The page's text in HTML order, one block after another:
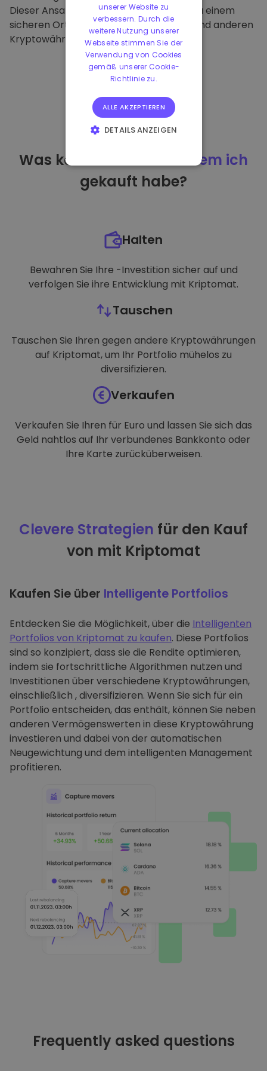
Dieser Ansatz macht unsere Plattform zu einem
sicheren Ort für die Aufbewahrung von und anderen
Kryptowährungen.
Was kann ich tun
nachdem ich
gekauft habe?
Halten
Bewahren Sie Ihre -Investition sicher auf und
verfolgen Sie ihre Entwicklung mit Kriptomat.
Tauschen
Tauschen Sie Ihren gegen andere Kryptowährungen
auf Kriptomat, um Ihr Portfolio mühelos zu
diversifizieren.
Verkaufen
Verkaufen Sie Ihren für Euro und lassen Sie sich das
Geld nahtlos auf Ihr verbundenes Bankkonto oder
Ihre Karte zurücküberweisen.
Clevere Strategien für den Kauf
von mit Kriptomat
Kaufen Sie über Intelligente Portfolios
Entdecken Sie die Möglichkeit, über die Intelligenten
Portfolios von Kriptomat zu kaufen. Diese Portfolios
sind so konzipiert, dass sie die Rendite optimieren,
indem sie fortschrittliche Algorithmen nutzen und
Investitionen über verschiedene Kryptowährungen,
einschließlich , diversifizieren. Wenn Sie sich für ein
Portfolio entscheiden, das enthält, können Sie neben
anderen Vermögenswerten in diese Kryptowährung
investieren und dabei von der automatischen
Neugewichtung und dem intelligenten Management
profitieren.
Frequently asked questions
unserer Website zu
verbessern. Durch die
weitere Nutzung unserer
Webseite stimmen Sie der
Verwendung von Cookies
gemäß unserer Cookie-
Richtlinie zu.
ALLE AKZEPTIEREN
DETAILS ANZEIGEN
PERFORMANCE